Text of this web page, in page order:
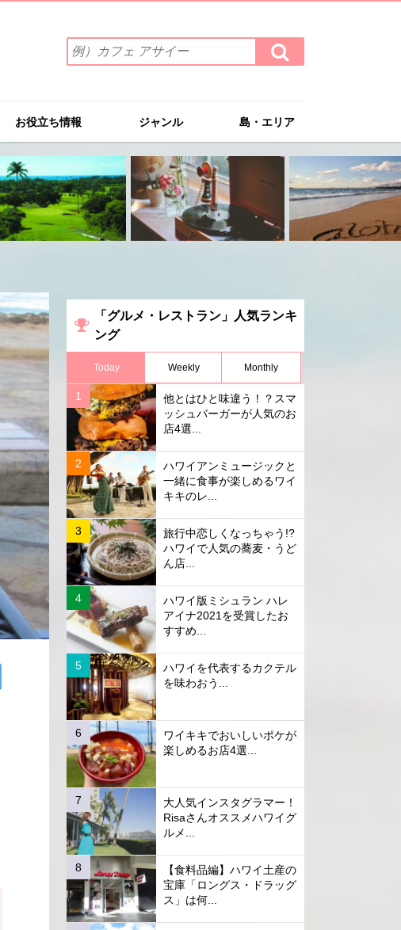
索
ワ
を
入
力
(例）
カ
フ
ェ
イ
ー
検
索
す
お役立ち情報 ジャンル 島・エリア
「グルメ・レストラン」人気ランキ
ング
Today Weekly Monthly
他とはひと味違う！？スマ
ッシュバーガーが人気のお
店4選...
ハワイアンミュージックと
一緒に食事が楽しめるワイ
キキのレ...
旅行中恋しくなっちゃう!?
ハワイで人気の蕎麦・うど
ん店...
ハワイ版ミシュラン ハレ
アイナ2021を受賞したお
すすめ...
ハワイを代表するカクテル
を味わおう...
ワイキキでおいしいポケが
楽しめるお店4選...
大人気インスタグラマー！
Risaさんオススメハワイグ
ルメ...
【食料品編】ハワイ土産の
宝庫「ロングス・ドラッグ
ス」は何...